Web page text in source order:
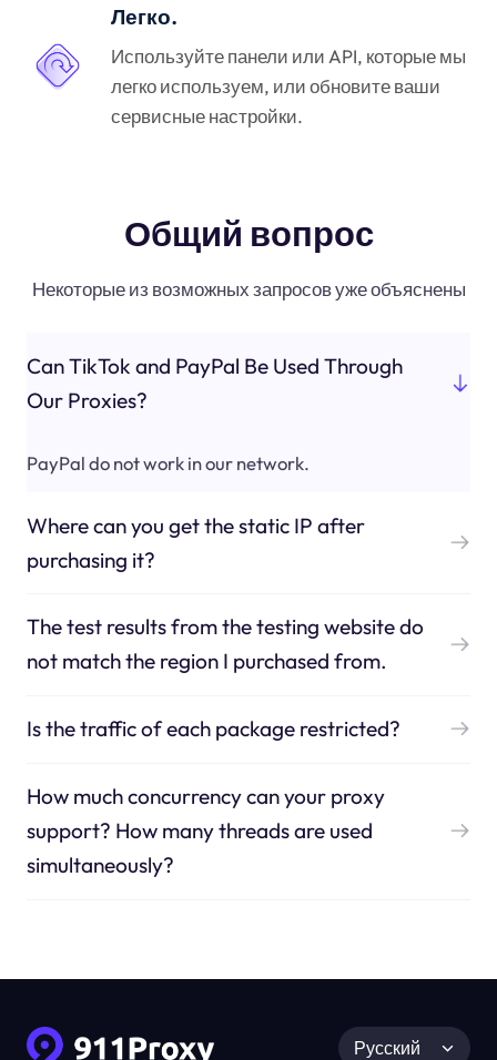
Легко.
Используйте панели или API, которые мы
легко используем, или обновите ваши
сервисные настройки.
Общий вопрос
Некоторые из возможных запросов уже объяснены
Can TikTok and PayPal Be Used Through
Our Proxies?
PayPal do not work in our network.
Where can you get the static IP after
purchasing it?
The test results from the testing website do
not match the region I purchased from.
Is the traffic of each package restricted?
How much concurrency can your proxy
support? How many threads are used
simultaneously?
Русский